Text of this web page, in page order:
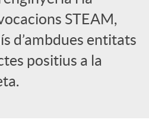
STEAM,
d’ambdues entitats
positius a la